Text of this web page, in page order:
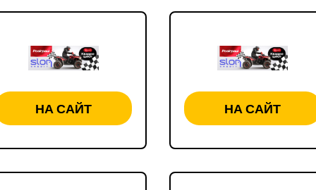
НА САЙТ НА САЙТ